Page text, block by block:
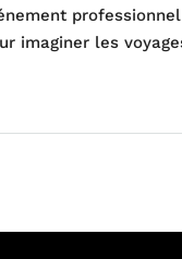
imaginer les